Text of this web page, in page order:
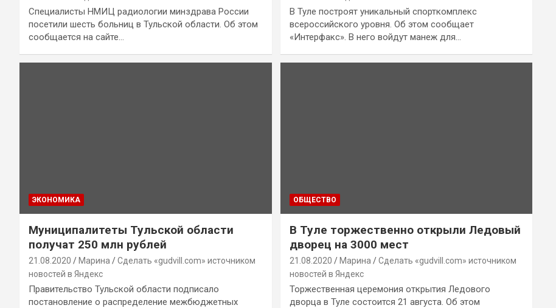
Специалисты НМИЦ радиологии минздрава России
посетили шесть больниц в Тульской области. Об этом
сообщается на сайте…
В Туле построят уникальный спорткомплекс
всероссийского уровня. Об этом сообщает
«Интерфакс». В него войдут манеж для…
ЭКОНОМИКА
Муниципалитеты Тульской области
получат 250 млн рублей
21.08.2020 Марина
Сделать «gudvill.com» источником
новостей в Яндекс
Правительство Тульской области подписало
постановление о распределение межбюджетных
ОБЩЕСТВО
В Туле торжественно открыли Ледовый
дворец на 3000 мест
21.08.2020 Марина
Сделать «gudvill.com» источником
новостей в Яндекс
Торжественная церемония открытия Ледового
дворца в Туле состоится 21 августа. Об этом